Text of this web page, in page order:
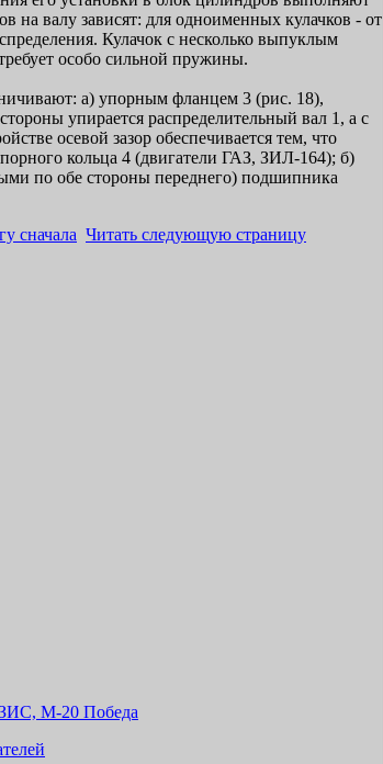
на валу зависят: для одноименных кулачков - от
Кулачок с несколько выпуклым
особо сильной пружины.
а) упорным фланцем 3 (рис. 18),
упирается распределительный вал 1, а с
осевой зазор обеспечивается тем, что
кольца 4 (двигатели ГАЗ, ЗИЛ-164); б)
по обе стороны переднего) подшипника
сначала Читать следующую страницу
ЗИС, М-20 Победа